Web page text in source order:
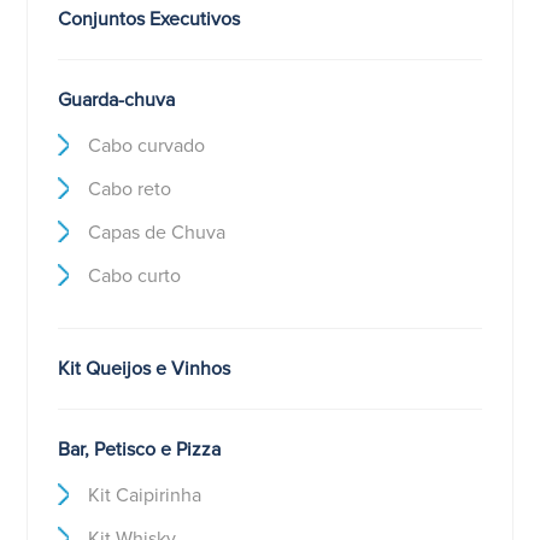
Conjuntos Executivos
Guarda-chuva
Cabo curvado
Cabo reto
Capas de Chuva
Cabo curto
Kit Queijos e Vinhos
Bar, Petisco e Pizza
Kit Caipirinha